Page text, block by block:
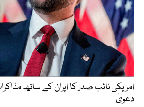
امریکی نائب صدر کا ایران کے ساتھ
دعویٰ